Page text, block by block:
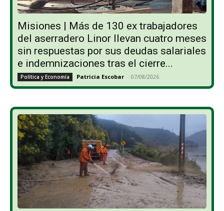
Misiones | Más de 130 ex trabajadores
del aserradero Linor llevan cuatro meses
sin respuestas por sus deudas salariales
e indemnizaciones tras el cierre...
Política y Economía Patricia Escobar - 07/08/2026